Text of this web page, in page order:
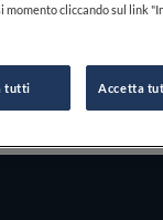
cliccando sul link
tutti Accetta